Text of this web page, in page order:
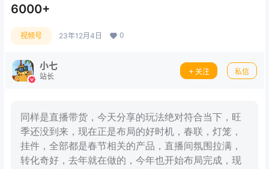
6000+
视频号 23年12月4日 0
小七
站长
关注 私信
同样是直播带货，今天分享的玩法绝对符合当下，旺
季还没到来，现在正是布局的好时机，春联，灯笼，
挂件，全部都是春节相关的产品，直播间氛围拉满，
转化奇好，去年就在做的，今年也开始布局完成，现